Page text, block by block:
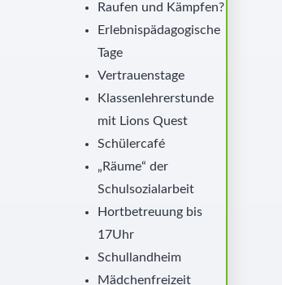
Raufen und Kämpfen?
Erlebnispädagogische
Tage
Vertrauenstage
Klassenlehrerstunde
mit Lions Quest
Schülercafé
„Räume“ der
Schulsozialarbeit
Hortbetreuung bis
17Uhr
Schullandheim
Mädchenfreizeit